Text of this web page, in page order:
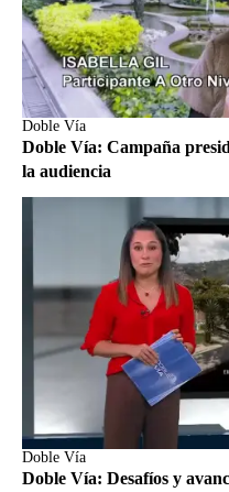
Doble Vía
Doble Vía: Campaña
la audiencia
Doble Vía
Doble Vía: Desafíos y